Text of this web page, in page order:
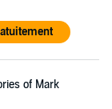
of Mark